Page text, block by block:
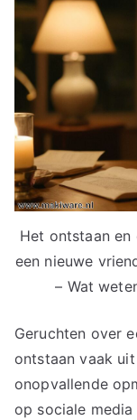
Het ontstaan
een nieuwe
– Wat
Geruchten over
ontstaan vaak
onopvallende
op sociale